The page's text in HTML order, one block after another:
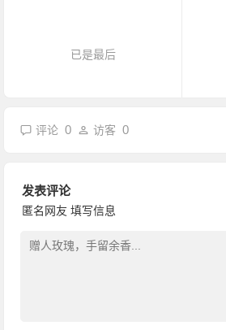
已是最后
评论0 访客0
发表评论
匿名网友 填写信息